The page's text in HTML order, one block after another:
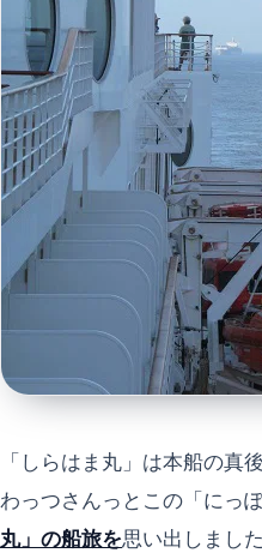
「しらはま丸」は本船の真
わっつさんっとこの「にっ
丸」の船旅を思い出しました